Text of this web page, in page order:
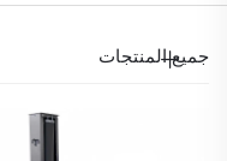
جميع المنتجات